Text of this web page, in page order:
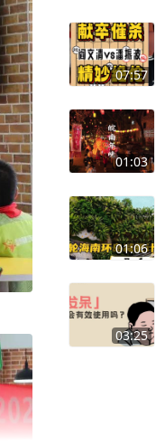
07:57
01:03
01:06
03:25